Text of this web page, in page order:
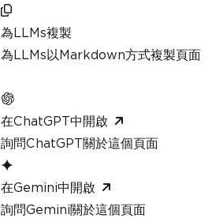
為LLMs複製
為LLMs以Markdown方式複製頁面
在ChatGPT中開啟
詢問ChatGPT關於這個頁面
在Gemini中開啟
詢問Gemini關於這個頁面